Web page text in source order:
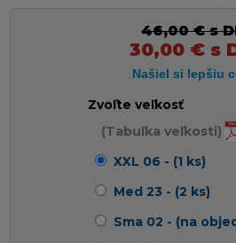
46,00 €s
30,00 € s
Zvoľte veľkosť
(Tabuľka veľkosti)
XXL 06 - (1 ks)
Med 23 - (2 ks)
Sma 02 - (na